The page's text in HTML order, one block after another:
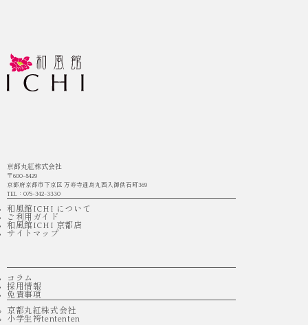
京都丸紅株式会社
〒600-8429
京都府京都市下京区 万寿寺通烏丸西入御供石町369
TEL：075-342-3330
和風館ICHI について
ご利用ガイド
和風館ICHI 京都店
サイトマップ
コラム
採用情報
免責事項
京都丸紅株式会社
小学生袴tententen